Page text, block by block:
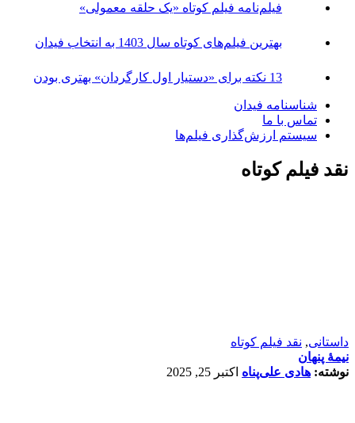
فیلم‌نامه فیلم کوتاه «یک حلقه معمولی»
بهترین فیلم‌های کوتاه سال 1403 به انتخاب فیدان
13 نکته برای «دستیار اول کارگردان» بهتری بودن
شناسنامه فیدان
تماس با ما
سیستم ارزش‌گذاری فیلم‌ها
نقد فیلم کوتاه
داستانی, نقد فیلم کوتاه
نیمۀ پنهان
نوشته: هادی علی‌پناه اکتبر 25, 2025